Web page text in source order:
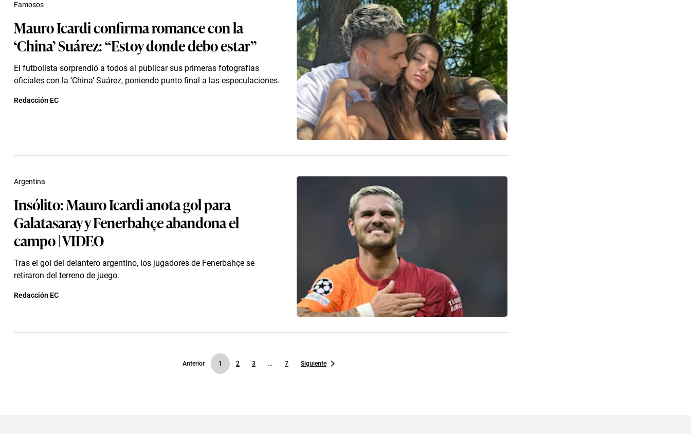
Mauro Icardi confirma romance con la
‘China’ Suárez: “Estoy donde debo estar”
El futbolista sorprendió a todos al publicar sus primeras fotografías
oficiales con la ‘China’ Suárez, poniendo punto final a las especulaciones.
Famosos
Redacción EC
Insólito: Mauro Icardi anota gol para
Galatasaray y Fenerbahçe abandona el
campo | VIDEO
Tras el gol del delantero argentino, los jugadores de Fenerbahçe se
retiraron del terreno de juego.
Argentina
Redacción EC
Anterior 1 2 3 ... 7 Siguiente